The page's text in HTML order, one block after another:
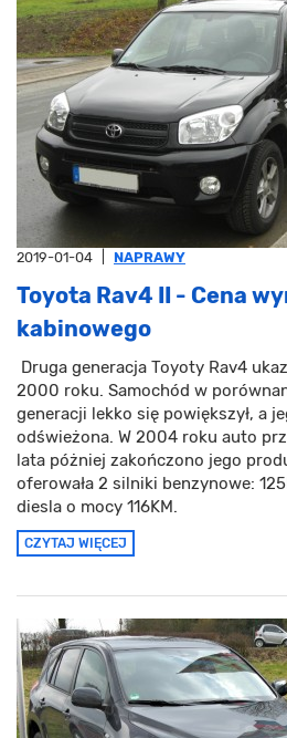
2019-01-04 NAPRAWY
Toyota Rav4 II - Cena
kabinowego
Druga generacja Toyoty Rav4
2000 roku. Samochód w
generacji lekko się powiększył, a
odświeżona. W 2004 roku auto
lata póżniej zakończono jego
oferowała 2 silniki benzynowe:
diesla o mocy 116KM.
CZYTAJ WIĘCEJ